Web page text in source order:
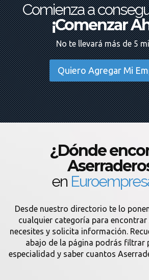
Comienza a
¡Comenzar
No te llevará más de 5
Quiero Agregar Mi
¿Dónde
en
Desde nuestro directorio te lo
cualquier categoría para
necesites y solicita información.
abajo de la página podrás filtrar
especialidad y saber cuantos